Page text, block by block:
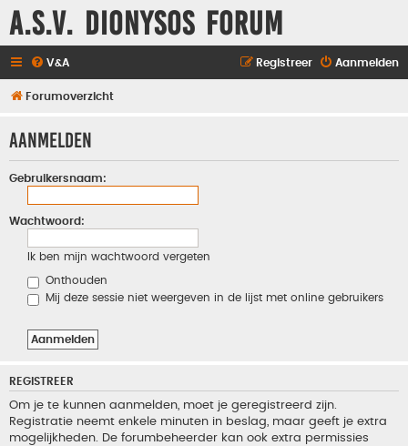
A.S.V. Dionysos Forum
V&A Aanmelden
Registreer
Forumoverzicht
Aanmelden
Gebruikersnaam:
Wachtwoord:
Ik ben mijn wachtwoord vergeten
Onthouden
Mij deze sessie niet weergeven in de lijst met online gebruikers
REGISTREER
Om je te kunnen aanmelden, moet je geregistreerd zijn.
Registratie neemt enkele minuten in beslag, maar geeft je extra
mogelijkheden. De forumbeheerder kan ook extra permissies